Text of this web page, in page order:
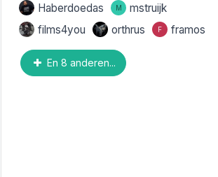
Haberdoedas
M
mstruijk
films4you
orthrus F framos
En 8 anderen...